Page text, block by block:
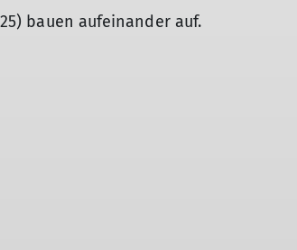
bauen aufeinander auf.